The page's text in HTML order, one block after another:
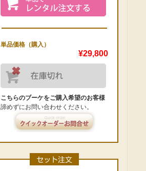
単品価格（購入）
¥29,800
こちらのブーケをご購入希望のお客様
諦めずにお問い合わせください。